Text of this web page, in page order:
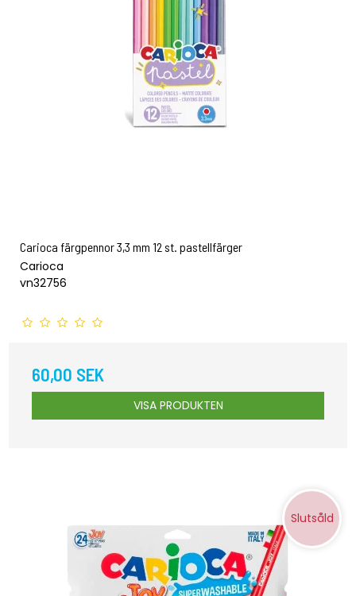
Carioca färgpennor 3,3 mm 12 st. pastellfärger
Carioca
vn32756
60,00 SEK
VISA PRODUKTEN
Slutsåld